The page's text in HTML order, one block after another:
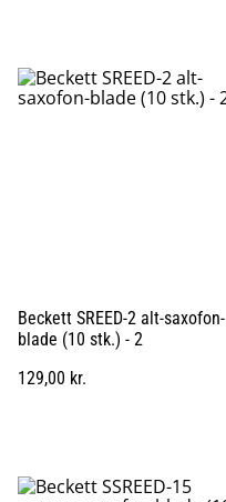
Beckett SREED-2 alt-saxofon-
blade (10 stk.) - 2
129,00 kr.